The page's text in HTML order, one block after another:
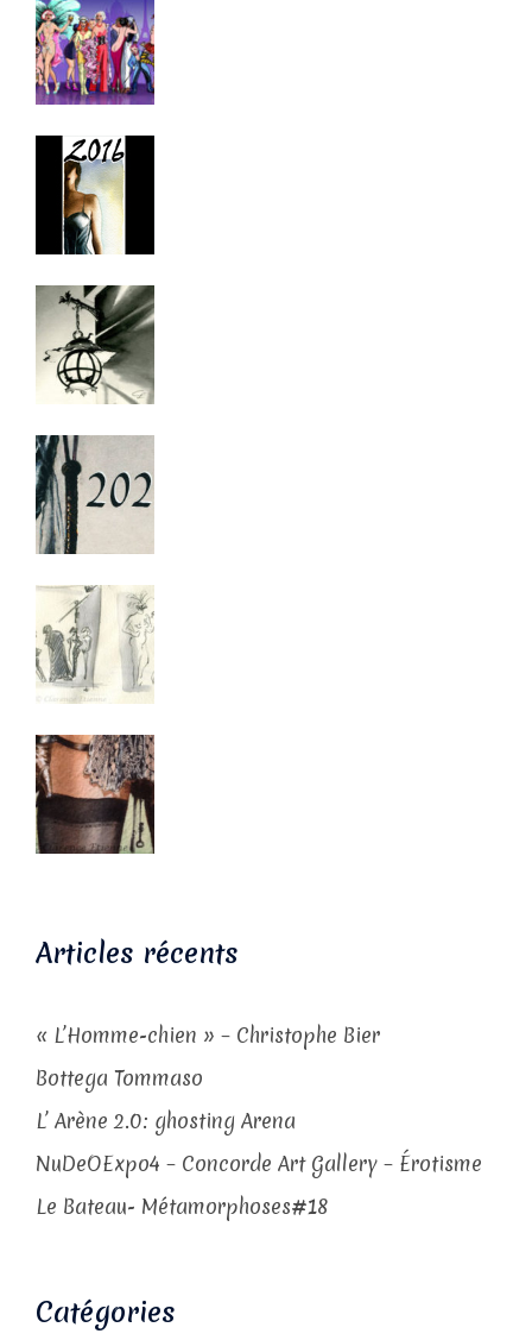
Articles récents
« L’Homme-chien » – Christophe Bier
Bottega Tommaso
L’ Arène 2.0: ghosting Arena
NuDeOExpo4 – Concorde Art Gallery – Érotisme
Le Bateau- Métamorphoses#18
Catégories